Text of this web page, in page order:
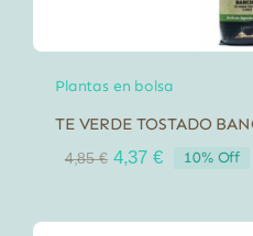
Plantas en bolsa
TE VERDE TOSTADO
4,85€ El
era:
4,37 €El
es:
10% Off